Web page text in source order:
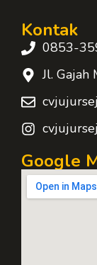
Kontak
0853-
Jl. Gajah
Google